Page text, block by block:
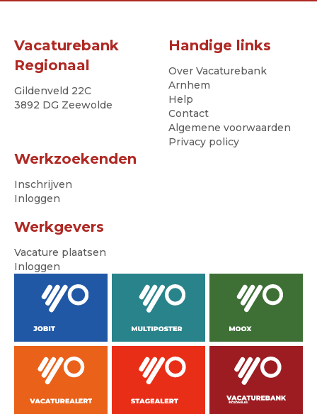
Vacaturebank
Regionaal
Gildenveld 22C
3892 DG Zeewolde
Handige links
Over Vacaturebank
Arnhem
Help
Contact
Algemene voorwaarden
Privacy policy
Werkzoekenden
Inschrijven
Inloggen
Werkgevers
Vacature plaatsen
Inloggen